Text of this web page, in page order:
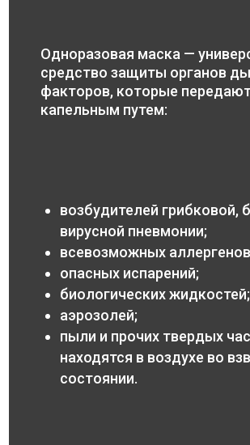
Одноразовая маска —
средство защиты органов
факторов, которые
капельным путем:
возбудителей грибковой,
вирусной пневмонии;
всевозможных
опасных испарений;
биологических жидкостей;
аэрозолей;
пыли и прочих твердых
находятся в воздухе во
состоянии.